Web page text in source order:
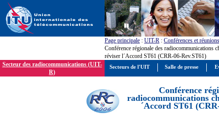
Page principale : UIT-R : Conférences et réunions
Conférence régionale des radiocommunications
réviser l´Accord ST61 (CRR-06-Rev.ST61)
Secteur des radiocommunications (UIT-
R)
Conférence
radiocommunications
´Accord ST61
Secteurs de l'UIT Salle de presse